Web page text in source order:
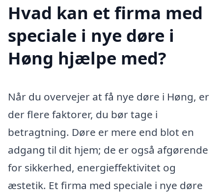
Hvad kan et firma med
speciale i nye døre i
Høng hjælpe med?
Når du overvejer at få nye døre i Høng, er
der flere faktorer, du bør tage i
betragtning. Døre er mere end blot en
adgang til dit hjem; de er også afgørende
for sikkerhed, energieffektivitet og
æstetik. Et firma med speciale i nye døre